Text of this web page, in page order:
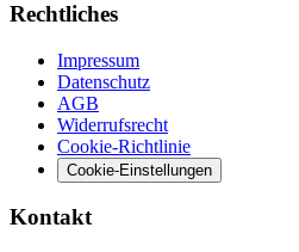
Rechtliches
Impressum
Datenschutz
AGB
Widerrufsrecht
Cookie-Richtlinie
Cookie-Einstellungen
Kontakt